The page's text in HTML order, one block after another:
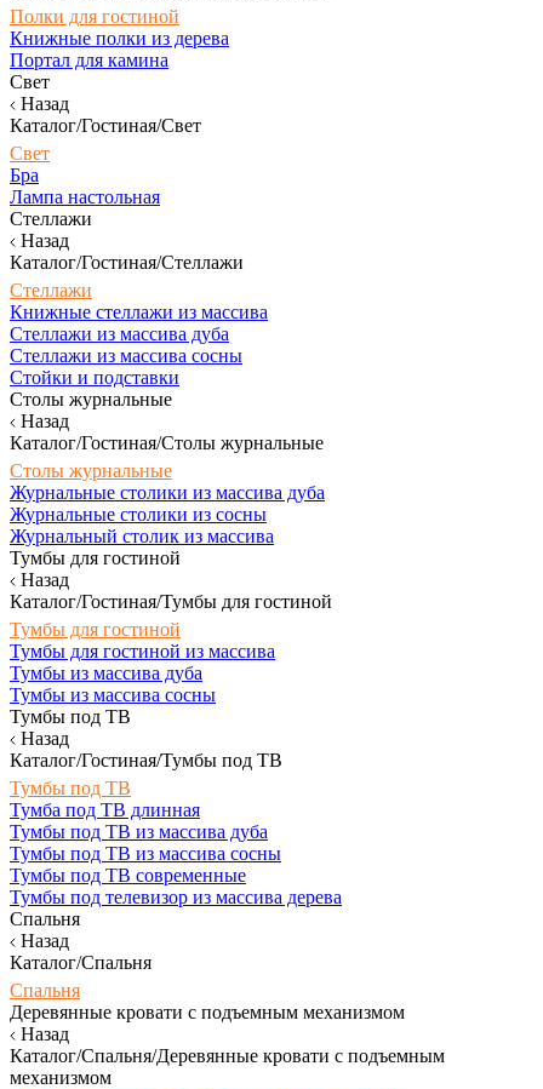
Полки для гостиной
Книжные полки из дерева
Портал для камина
Свет
Назад
Каталог/Гостиная/Свет
Свет
Бра
Лампа настольная
Стеллажи
Назад
Каталог/Гостиная/Стеллажи
Стеллажи
Книжные стеллажи из массива
Стеллажи из массива дуба
Стеллажи из массива сосны
Стойки и подставки
Столы журнальные
Назад
Каталог/Гостиная/Столы журнальные
Столы журнальные
Журнальные столики из массива дуба
Журнальные столики из сосны
Журнальный столик из массива
Тумбы для гостиной
Назад
Каталог/Гостиная/Тумбы для гостиной
Тумбы для гостиной
Тумбы для гостиной из массива
Тумбы из массива дуба
Тумбы из массива сосны
Тумбы под ТВ
Назад
Каталог/Гостиная/Тумбы под ТВ
Тумбы под ТВ
Тумба под ТВ длинная
Тумбы под ТВ из массива дуба
Тумбы под ТВ из массива сосны
Тумбы под ТВ современные
Тумбы под телевизор из массива дерева
Спальня
Назад
Каталог/Спальня
Спальня
Деревянные кровати с подъемным механизмом
Назад
Каталог/Спальня/Деревянные кровати с подъемным
механизмом